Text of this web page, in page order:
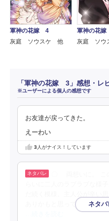
軍神の花嫁 4
灰庭 ソウスケ 他
軍神の花
灰庭 ソウ
「軍神の花嫁 3」感想・レ
※ユーザーによる個人の感想です
お友達が戻ってきた。
えーわい
3人がナイス！しています
ありかもと思ってしまった